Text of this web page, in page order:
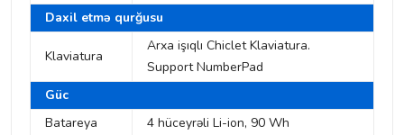
Daxil etmə qurğusu
Klaviatura
Arxa işıqlı Chiclet Klaviatura.
Support NumberPad
Güc
Batareya
4 hüceyrəli Li-ion, 90 Wh